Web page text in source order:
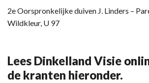
2e Oorspronkelijke duiven J. Linders –
Wildkleur, U 97
Lees Dinkelland Visie
de kranten hieronder.